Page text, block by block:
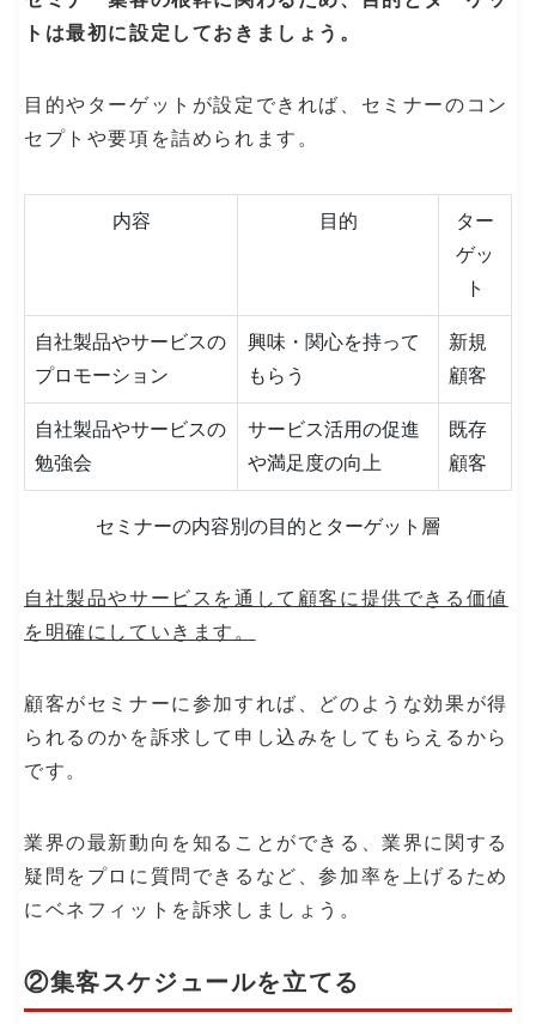
トは最初に設定しておきましょう。
目的やターゲットが設定できれば、セミナーのコン
セプトや要項を詰められます。
内容 目的
ター
ゲッ
ト
自社製品やサービスの
プロモーション
興味・関心を持って
もらう
新規
顧客
自社製品やサービスの
勉強会
サービス活用の促進
や満足度の向上
既存
顧客
セミナーの内容別の目的とターゲット層
自社製品やサービスを通して顧客に提供できる価値
を明確にしていきます。
顧客がセミナーに参加すれば、どのような効果が得
られるのかを訴求して申し込みをしてもらえるから
です。
業界の最新動向を知ることができる、業界に関する
疑問をプロに質問できるなど、参加率を上げるため
にベネフィットを訴求しましょう。
②集客スケジュールを立てる